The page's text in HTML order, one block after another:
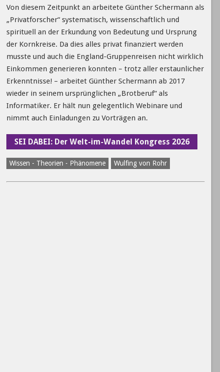
Von diesem Zeitpunkt an arbeitete Günther Schermann als
„Privatforscher“ systematisch, wissenschaftlich und
spirituell an der Erkundung von Bedeutung und Ursprung
der Kornkreise. Da dies alles privat finanziert werden
musste und auch die England-Gruppenreisen nicht wirklich
Einkommen generieren konnten – trotz aller erstaunlicher
Erkenntnisse! – arbeitet Günther Schermann ab 2017
wieder in seinem ursprünglichen „Brotberuf“ als
Informatiker. Er hält nun gelegentlich Webinare und
nimmt auch Einladungen zu Vorträgen an.
SEI DABEI: Der Welt-im-Wandel Kongress 2026
Wissen - Theorien - Phänomene Wulfing von Rohr